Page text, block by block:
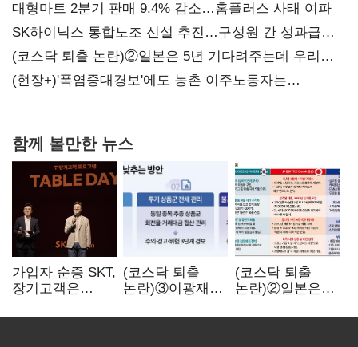
대형마트 2분기 판매 9.4% 감소…홈플러스 사태 여파
SK하이닉스 통합노조 신설 추진…구성원 간 성과급
불만 확산
(코스닥 퇴출 논란)②일본은 5년 기다려주는데 우리는
당장 퇴출?…시간만으론 부족한 코스닥 구하기
(현장+)'폭염중대경보'에도 농촌 이주노동자는
함께 볼만한 뉴스
가입자 순증 SKT,
장기고객은
챙긴다
(코스닥 퇴출
논란)③이광재
자동차 없애지는
(코스닥 퇴출
논란)②일본은
기다려주는데